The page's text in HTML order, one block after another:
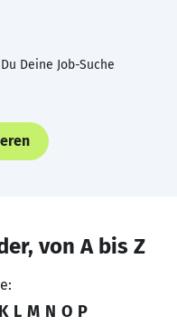
Deine Job-Suche
von A bis Z
K L M N O P